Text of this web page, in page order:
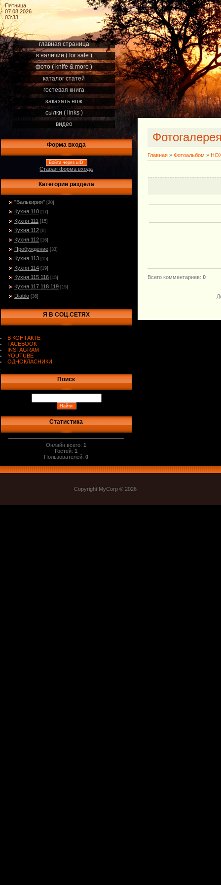
Пятница
07.08.2026
03:33
главная страница
в наличии ( for sale )
фото ( knife & more )
каталог статей
гостевая книга
заказать нож
сылки ( links )
видео
Форма входа
Войти через uID
Старая форма входа
Категории раздела
"Валькирия" [20]
Кухня 110 [17]
Кухня 111 [15]
Кухня 112 [0]
Кухня 112 [16]
Пробуждение [33]
Кухня 113 [15]
Кухня 114 [19]
Кухня 115 116 [15]
Кухня 117 118 119 [15]
Diablo [36]
Я В СОЦ.СЕТЯХ
В КОНТАКТЕ
FACEBOOK
INSTAGRAM
YOUTUBE
ОДНОКЛАСНИКИ
Поиск
Статистика
Онлайн всего:1
Гостей:1
Пользователей:0
Главная » Фотоальбом »
Всего комментариев: 0
Copyright MyCorp © 2026